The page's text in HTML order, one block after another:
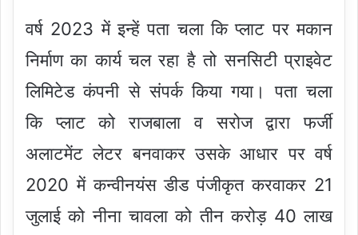
वर्ष 2023 में इन्हें पता चला कि प्लाट पर मकान
निर्माण का कार्य चल रहा है तो सनसिटी प्राइवेट
लिमिटेड कंपनी से संपर्क किया गया। पता चला
कि प्लाट को राजबाला व सरोज द्वारा फर्जी
अलाटमेंट लेटर बनवाकर उसके आधार पर वर्ष
2020 में कन्वीनयंस डीड पंजीकृत करवाकर 21
जुलाई को नीना चावला को तीन करोड़ 40 लाख